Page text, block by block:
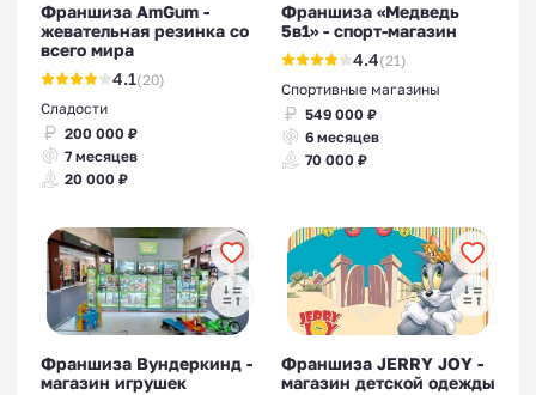
Франшиза AmGum -
жевательная резинка со
всего мира
4.1(20)
Сладости
200 000 ₽
7 месяцев
20 000 ₽
Франшиза «Медведь
5в1» - спорт-магазин
4.4(21)
Спортивные магазины
549 000 ₽
6 месяцев
70 000 ₽
Франшиза Вундеркинд -
магазин игрушек
Франшиза JERRY JOY -
магазин детской одежды